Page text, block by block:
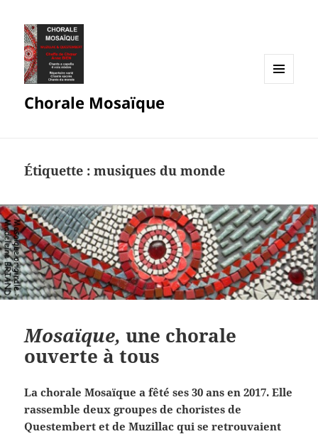
Chorale Mosaïque
Étiquette :musiques du monde
Mosaïque,une chorale
ouverte à tous
La chorale Mosaïque a fêté ses 30 ans en 2017. Elle
rassemble deux groupes de choristes de
Questembert et de Muzillac qui se retrouvaient